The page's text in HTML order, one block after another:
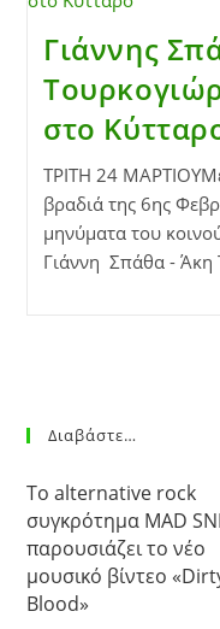
Γιάννης
στο
ΤΡΙΤΗ 24
βραδιά της 6ης
μηνύματα του
Γιάννη Σπάθα - Άκη
Διαβάστε…
Το alternative rock
συγκρότημα MAD
παρουσιάζει το νέο
μουσικό βίντεο
Blood»